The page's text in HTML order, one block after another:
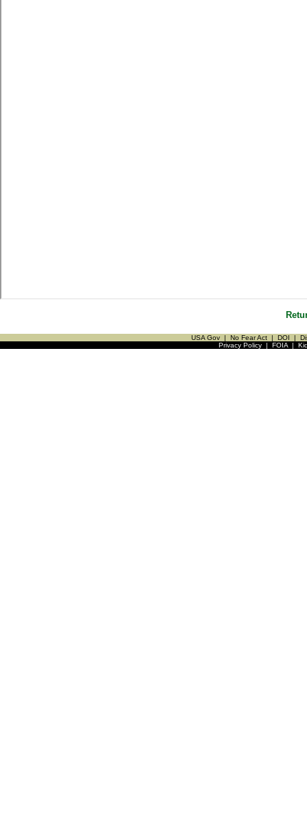
USA Gov | No Fear Act | DOI |
Privacy Policy| FOIA|